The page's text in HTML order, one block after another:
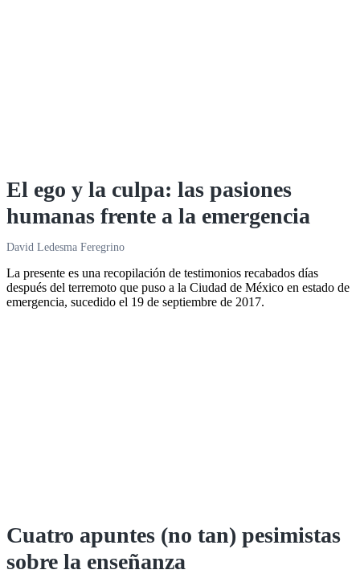
El ego y la culpa: las pasiones
humanas frente a la emergencia
David Ledesma Feregrino
La presente es una recopilación de testimonios recabados días
después del terremoto que puso a la Ciudad de México en estado de
emergencia, sucedido el 19 de septiembre de 2017.
Cuatro apuntes (no tan) pesimistas
sobre la enseñanza